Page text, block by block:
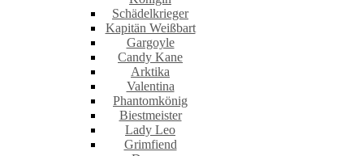
Schädelkrieger
Kapitän Weißbart
Gargoyle
Candy Kane
Arktika
Valentina
Phantomkönig
Biestmeister
Lady Leo
Grimfiend